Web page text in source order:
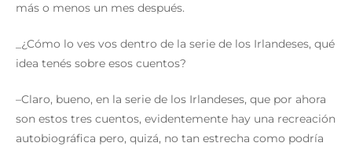
más o menos un mes después.
_¿Cómo lo ves vos dentro de la serie de los Irlandeses, qué
idea tenés sobre esos cuentos?
–Claro, bueno, en la serie de los Irlandeses, que por ahora
son estos tres cuentos, evidentemente hay una recreación
autobiográfica pero, quizá, no tan estrecha como podría